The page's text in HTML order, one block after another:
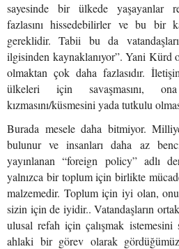
sayesinde bir ülkede yaşayanlar
fazlasını hissedebilirler ve bu bir
gereklidir. Tabii bu da
ilgisinden kaynaklanıyor”. Yani Kürd
olmaktan çok daha fazlasıdır.
ülkeleri için savaşmasını,
kızmasını/küsmesini yada tutkulu
Burada mesele daha bitmiyor.
bulunur ve insanları daha az
yayınlanan “foreign policy” adlı
yalnızca bir toplum için birlikte
malzemedir. Toplum için iyi olan,
sizin için de iyidir.. Vatandaşların
ulusal refah için çalışmak istemesini
ahlaki bir görev olarak